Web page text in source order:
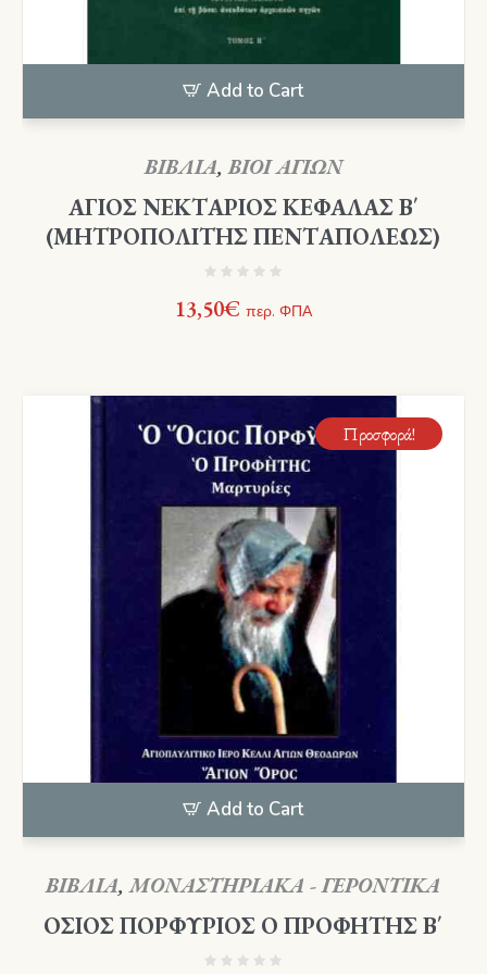
Add to Cart
ΒΙΒΛΙΑ,ΒΙΟΙ ΑΓΙΩΝ
ΑΓΙΟΣ ΝΕΚΤΑΡΙΟΣ ΚΕΦΑΛΑΣ Β΄
(ΜΗΤΡΟΠΟΛΙΤΗΣ ΠΕΝΤΑΠΟΛΕΩΣ)
13,50€ περ. ΦΠΑ
Add to Cart
Προσφορά!
ΒΙΒΛΙΑ,ΜΟΝΑΣΤΗΡΙΑΚΑ - ΓΕΡΟΝΤΙΚΑ
ΟΣΙΟΣ ΠΟΡΦΥΡΙΟΣ Ο ΠΡΟΦΗΤΗΣ Β΄